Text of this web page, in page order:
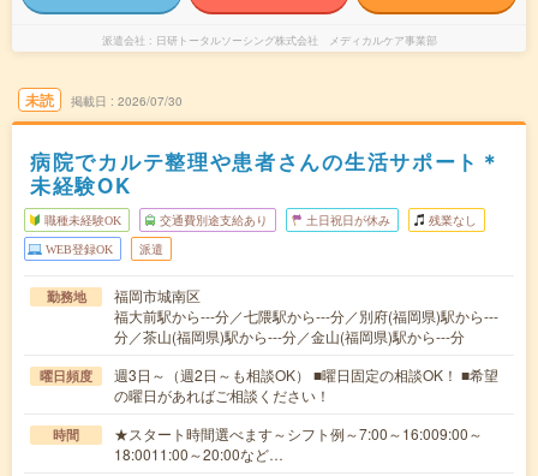
派遣会社 日研トータルソーシング株式会社 メディカルケア事業部
未読 掲載日 2026/07/30
病院でカルテ整理や患者さんの生活サポート＊
未経験OK
職種未経験OK 交通費別途支給あり 土日祝日が休み 残業なし
WEB登録OK 派遣
勤務地
福岡市城南区
福大前駅から---分／七隈駅から---分／別府(福岡県)駅から---
分／茶山(福岡県)駅から---分／金山(福岡県)駅から---分
曜日頻度
週3日～（週2日～も相談OK） ■曜日固定の相談OK！ ■希望
の曜日があればご相談ください！
時間
★スタート時間選べます～シフト例～7:00～16:009:00～
18:0011:00～20:00など…